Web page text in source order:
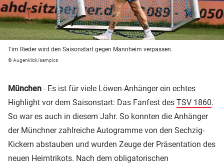
Tim Rieder wird den Saisonstart gegen Mannheim verpassen.
© Augenklick/sampics
München - Es ist für viele Löwen-Anhänger ein echtes
Highlight vor dem Saisonstart: Das Fanfest des TSV 1860.
So war es auch in diesem Jahr. So konnten die Anhänger
der Münchner zahlreiche Autogramme von den Sechzig-
Kickern abstauben und wurden Zeuge der Präsentation des
neuen Heimtrikots. Nach dem obligatorischen